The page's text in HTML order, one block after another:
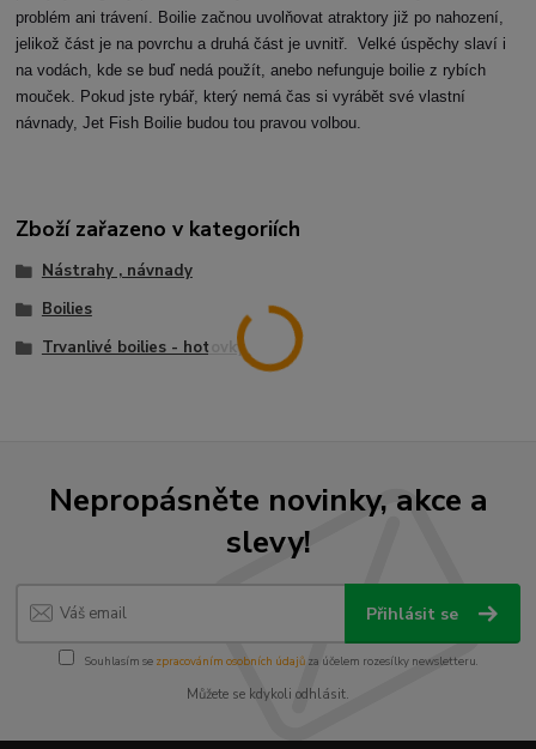
problém ani trávení. Boilie začnou uvolňovat atraktory již po nahození,
jelikož část je na povrchu a druhá část je uvnitř. Velké úspěchy slaví i
na vodách, kde se buď nedá použít, anebo nefunguje boilie z rybích
mouček. Pokud jste rybář, který nemá čas si vyrábět své vlastní
návnady, Jet Fish Boilie budou tou pravou volbou.
Zboží zařazeno v kategoriích
Nástrahy , návnady
Boilies
Trvanlivé boilies - hotovky
Nepropásněte novinky, akce a
slevy!
Přihlásit se
Souhlasím se zpracováním osobních údajůza účelem rozesílky newsletteru.
Můžete se kdykoli odhlásit.